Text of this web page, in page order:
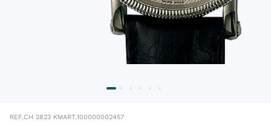
REF.CH 2823 KMART.100000002457